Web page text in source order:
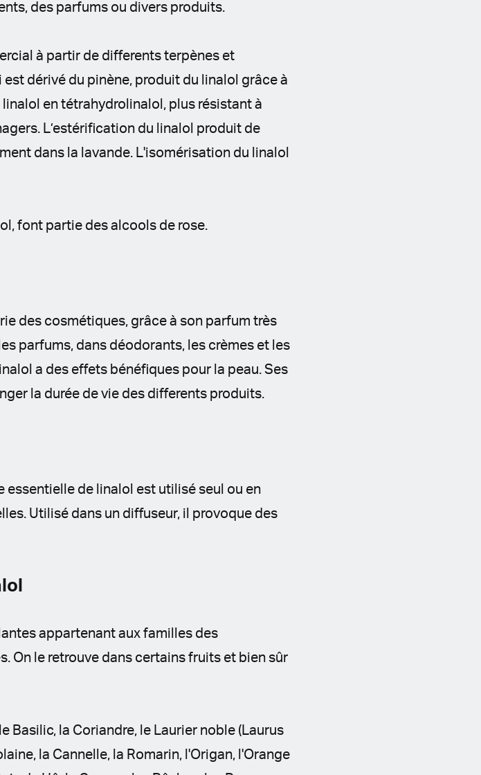
des parfums ou divers produits.
à partir de differents terpènes et
dérivé du pinène, produit du linalol grâce à
en tétrahydrolinalol, plus résistant à
L’estérification du linalol produit de
dans la lavande. L'isomérisation du linalol
font partie des alcools de rose.
des cosmétiques, grâce à son parfum très
parfums, dans déodorants, les crèmes et les
a des effets bénéfiques pour la peau. Ses
la durée de vie des differents produits.
essentielle de linalol est utilisé seul ou en
Utilisé dans un diffuseur, il provoque des
appartenant aux familles des
On le retrouve dans certains fruits et bien sûr
Basilic, la Coriandre, le Laurier noble (Laurus
la Cannelle, la Romarin, l'Origan, l'Orange